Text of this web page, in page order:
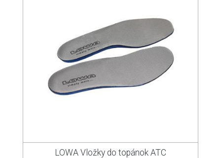
LOWA Vložky do topánok ATC